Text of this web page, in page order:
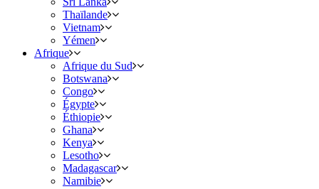
Thaïlande
Vietnam
Yémen
Afrique
Afrique du Sud
Botswana
Congo
Égypte
Éthiopie
Ghana
Kenya
Lesotho
Madagascar
Namibie